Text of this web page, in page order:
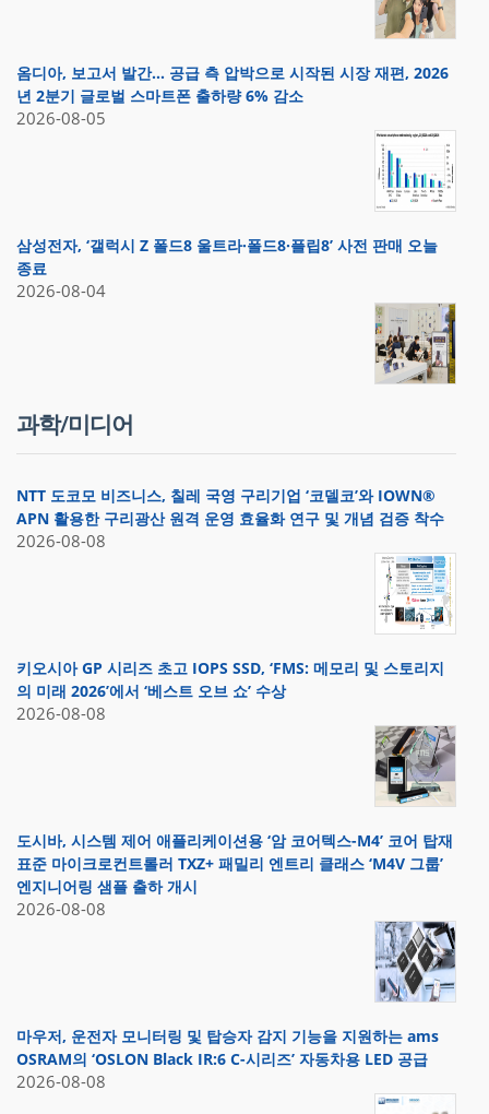
옴디아, 보고서 발간… 공급 측 압박으로 시작된 시장 재편, 2026
년 2분기 글로벌 스마트폰 출하량 6% 감소
2026-08-05
삼성전자, ‘갤럭시 Z 폴드8 울트라·폴드8·플립8’ 사전 판매 오늘
종료
2026-08-04
과학/미디어
NTT 도코모 비즈니스, 칠레 국영 구리기업 ‘코델코’와 IOWN®
APN 활용한 구리광산 원격 운영 효율화 연구 및 개념 검증 착수
2026-08-08
키오시아 GP 시리즈 초고 IOPS SSD, ‘FMS: 메모리 및 스토리지
의 미래 2026’에서 ‘베스트 오브 쇼’ 수상
2026-08-08
도시바, 시스템 제어 애플리케이션용 ‘암 코어텍스-M4’ 코어 탑재
표준 마이크로컨트롤러 TXZ+ 패밀리 엔트리 클래스 ‘M4V 그룹’
엔지니어링 샘플 출하 개시
2026-08-08
마우저, 운전자 모니터링 및 탑승자 감지 기능을 지원하는 ams
OSRAM의 ‘OSLON Black IR:6 C-시리즈’ 자동차용 LED 공급
2026-08-08